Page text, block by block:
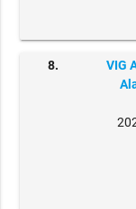
8.
VIG